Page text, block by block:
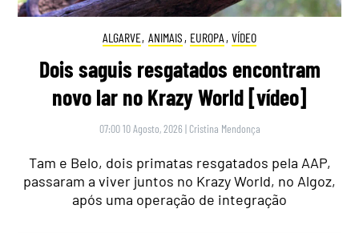
ALGARVE, ANIMAIS , EUROPA , VÍDEO
Dois saguis resgatados encontram
novo lar no Krazy World [vídeo]
07:00 10 Agosto, 2026 | Cristina Mendonça
Tam e Belo, dois primatas resgatados pela AAP,
passaram a viver juntos no Krazy World, no Algoz,
após uma operação de integração